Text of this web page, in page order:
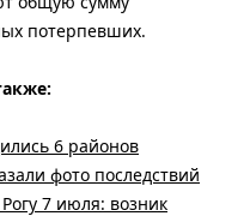
потерпевших.
6 районов
фото последствий
7 июля: возник